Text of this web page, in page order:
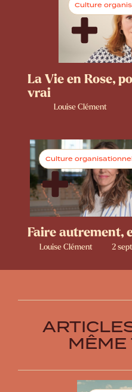
Culture
La Vie en Rose,
vrai
Louise Clément
Culture
Faire autrement,
Louise Clément 2
MÊME